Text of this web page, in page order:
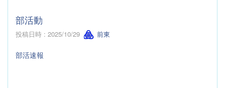
部活動
投稿日時 : 2025/10/29 前東
部活速報